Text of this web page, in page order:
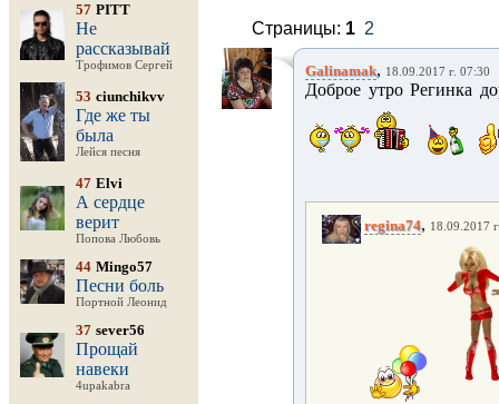
57 PITT
Не
рассказывай
Трофимов Сергей
53 ciunchikvv
Где же ты
была
Лейся песня
47 Elvi
А сердце
верит
Попова Любовь
44 Mingo57
Песни боль
Портной Леонид
37 sever56
Прощай
навеки
4upakabra
Страницы: 1 2
Galinamak, 18.09.2017 г. 07:30
Доброе утро Регинка
regina74, 18.09.2017